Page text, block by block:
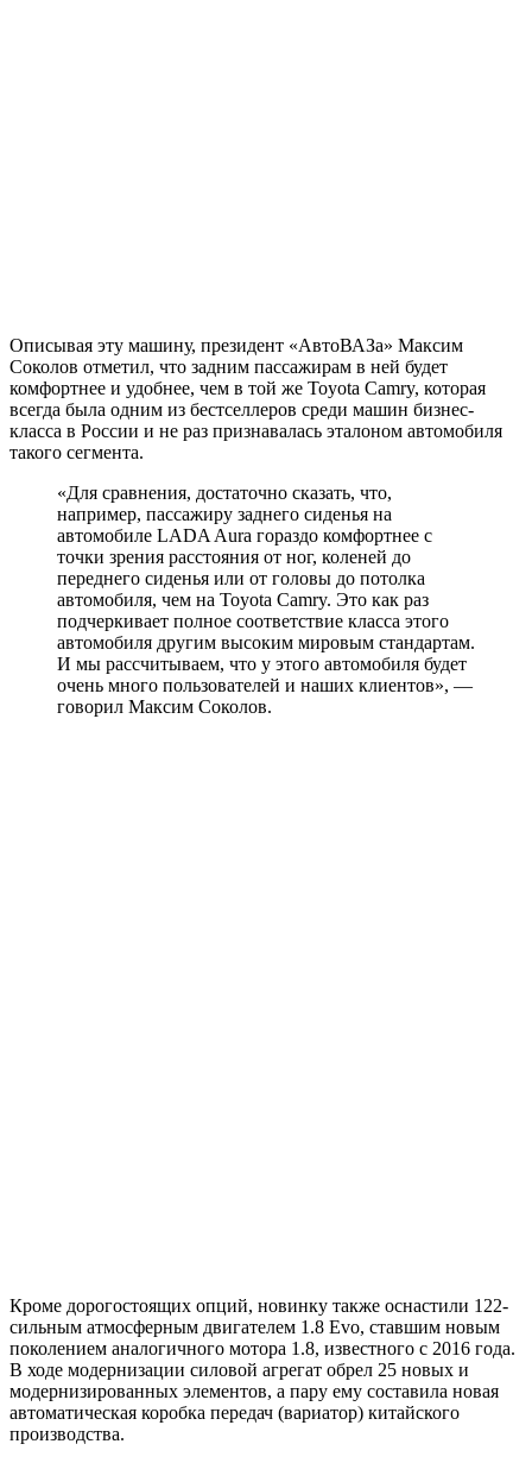
Описывая эту машину, президент «АвтоВАЗа» Максим
Соколов отметил, что задним пассажирам в ней будет
комфортнее и удобнее, чем в той же Toyota Camry, которая
всегда была одним из бестселлеров среди машин бизнес-
класса в России и не раз признавалась эталоном автомобиля
такого сегмента.
«Для сравнения, достаточно сказать, что,
например, пассажиру заднего сиденья на
автомобиле LADA Aura гораздо комфортнее с
точки зрения расстояния от ног, коленей до
переднего сиденья или от головы до потолка
автомобиля, чем на Toyota Camry. Это как раз
подчеркивает полное соответствие класса этого
автомобиля другим высоким мировым стандартам.
И мы рассчитываем, что у этого автомобиля будет
очень много пользователей и наших клиентов», —
говорил Максим Соколов.
Кроме дорогостоящих опций, новинку также оснастили 122-
сильным атмосферным двигателем 1.8 Evo, ставшим новым
поколением аналогичного мотора 1.8, известного с 2016 года.
В ходе модернизации силовой агрегат обрел 25 новых и
модернизированных элементов, а пару ему составила новая
автоматическая коробка передач (вариатор) китайского
производства.